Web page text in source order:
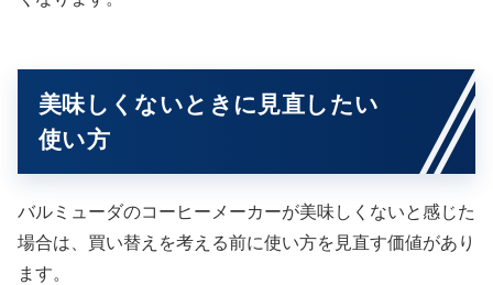
美味しくないときに見直したい
使い方
バルミューダのコーヒーメーカーが美味しくないと感じた
場合は、買い替えを考える前に使い方を見直す価値があり
ます。